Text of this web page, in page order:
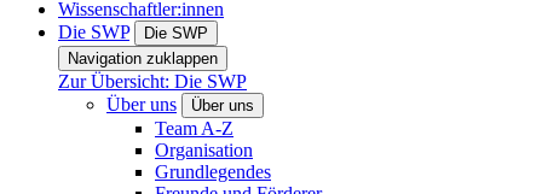
Wissenschaftler:innen
Die SWP
Die SWP
Navigation zuklappen
Zur Übersicht: Die SWP
Über uns
Über uns
Team A-Z
Organisation
Grundlegendes